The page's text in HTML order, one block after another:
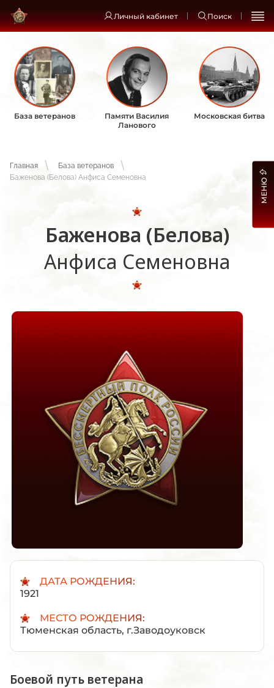
Личный кабинет Поиск
База ветеранов
Памяти Василия
Ланового
Московская битва
Главная
База ветеранов
Баженова (Белова) Анфиса Семеновна
Баженова (Белова)
Анфиса Семеновна
ДАТА РОЖДЕНИЯ:
1921
МЕСТО РОЖДЕНИЯ:
Тюменская область, г.Заводоуковск
Боевой путь ветерана
МЕНЮ